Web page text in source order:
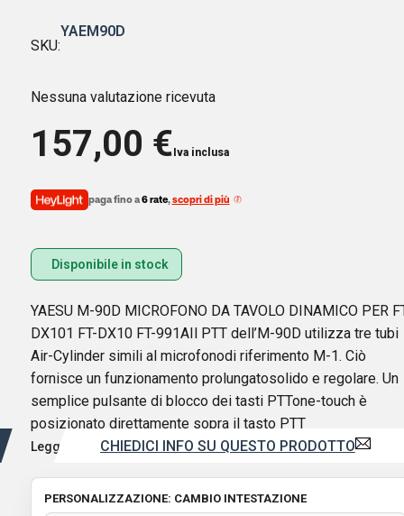
SKU:
YAEM90D
Nessuna valutazione ricevuta
157,00 € Iva inclusa
paga fino a6 rate,scopri di più
Disponibile in stock
YAESU M-90D MICROFONO DA TAVOLO DINAMICO PER
DX101 FT-DX10 FT-991AIl PTT dell’M-90D utilizza tre tubi
Air-Cylinder simili al microfonodi riferimento M-1. Ciò
fornisce un funzionamento prolungatosolido e regolare. Un
semplice pulsante di blocco dei tasti PTTone-touch è
posizionato direttamente sopra il tasto PTT
Leggi di più CHIEDICI INFO SU QUESTO PRODOTTO
PERSONALIZZAZIONE: CAMBIO INTESTAZIONE